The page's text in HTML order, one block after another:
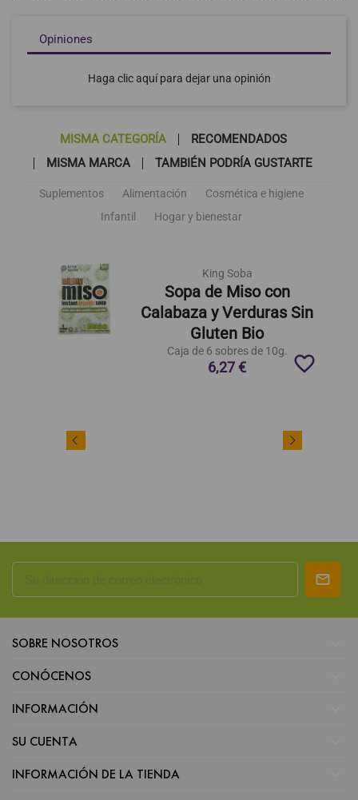
Opiniones
Haga clic aquí para dejar una opinión
MISMA CATEGORÍA
RECOMENDADOS
MISMA MARCA
TAMBIÉN PODRÍA GUSTARTE
Suplementos Alimentación
Cosmética e higiene
Infantil
Hogar y bienestar
King Soba
Sopa de Miso con
Calabaza y Verduras Sin
Gluten Bio
Caja de 6 sobres de 10g.
6,27 € favorite_border
SOBRE NOSOTROS
CONÓCENOS
INFORMACIÓN
SU CUENTA
INFORMACIÓN DE LA TIENDA